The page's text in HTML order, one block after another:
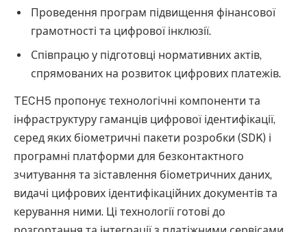
Проведення програм підвищення фінансової
грамотності та цифрової інклюзії.
Співпрацю у підготовці нормативних актів,
спрямованих на розвиток цифрових платежів.
TECH5 пропонує технологічні компоненти та
інфраструктуру гаманців цифрової ідентифікації,
серед яких біометричні пакети розробки (SDK) і
програмні платформи для безконтактного
зчитування та зіставлення біометричних даних,
видачі цифрових ідентифікаційних документів та
керування ними. Ці технології готові до